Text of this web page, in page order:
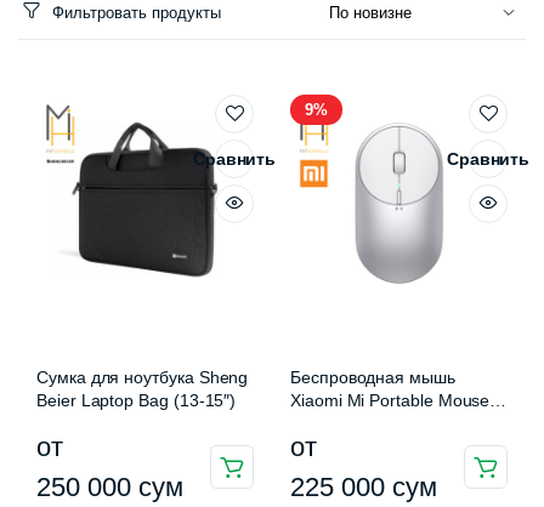
Фильтровать продукты
Сравнить
Сумка для ноутбука Sheng
Beier Laptop Bag (13-15″)
от
250 000 сум
Этот
9%
Сравнить
Беспроводная мышь
Xiaomi Mi Portable Mouse 2
от
225 000 сум
Этот